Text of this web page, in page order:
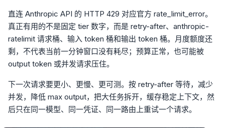
直连 Anthropic API 的 HTTP 429 对应官方 rate_limit_error。
真正有用的不是固定 tier 数字，而是 retry-after、anthropic-
ratelimit 请求桶、输入 token 桶和输出 token 桶。月度额度还
剩，不代表当前一分钟窗口没有耗尽；预算正常，也可能被
output token 或并发请求压住。
下一次请求要更小、更慢、更可测。按 retry-after 等待，减少
并发，降低 max output，把大任务拆开，缓存稳定上下文，然
后只在同一模型、同一凭证、同一路由上重试一个请求。